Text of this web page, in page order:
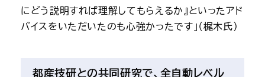
にどう説明すれば理解してもらえるか』といったアド
バイスをいただいたのも心強かったです」（梶木氏）
都産技研との共同研究で、全自動レベル